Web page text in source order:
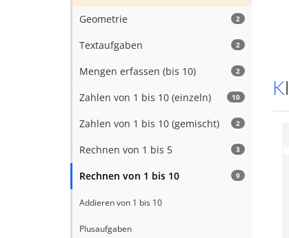
2
Geometrie
2
Textaufgaben
2
Mengen erfassen (bis 10)
10
Zahlen von 1 bis 10 (einzeln)
2
Zahlen von 1 bis 10 (gemischt)
3
Rechnen von 1 bis 5
9
Rechnen von 1 bis 10
Addieren von 1 bis 10
Plusaufgaben